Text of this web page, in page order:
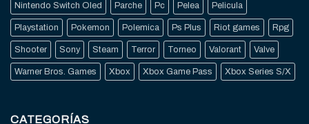
Nintendo Switch Oled Parche Pc Pelea Pelicula
Playstation Pokemon Polemica Ps Plus Riot games Rpg
Shooter Sony Steam Terror Torneo Valorant Valve
Warner Bros. Games Xbox Xbox Game Pass Xbox Series S/X
CATEGORÍAS